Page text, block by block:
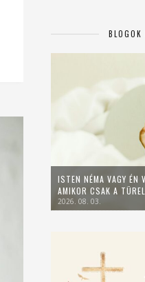
BLOGOK
ISTEN NÉMA VAGY ÉN
AMIKOR CSAK A
2026. 08. 03.